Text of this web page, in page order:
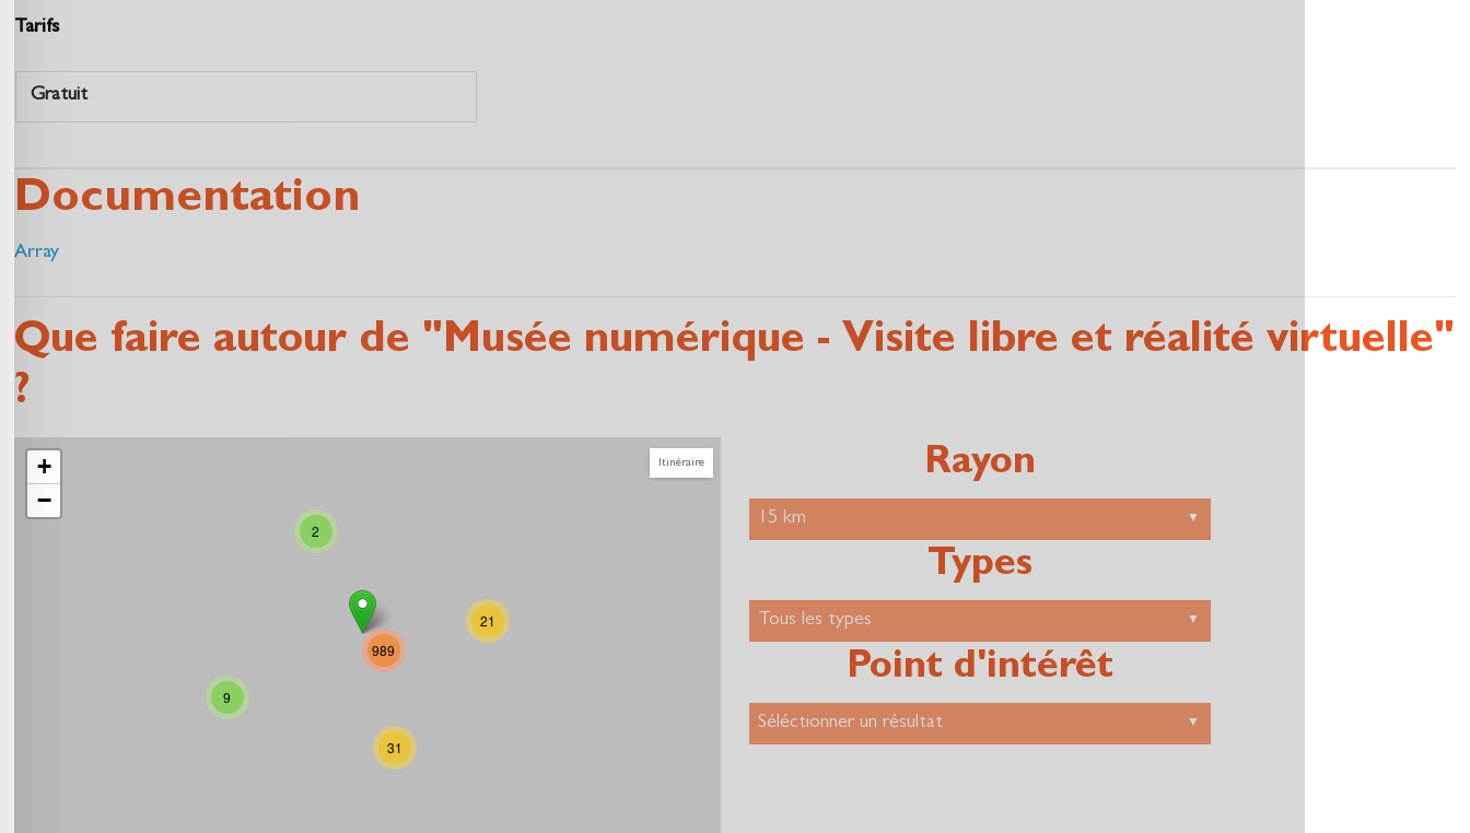
Tarifs
Gratuit
Documentation
Array
Que faire autour de "Musée numérique - Visite libre et réalité virtuelle"
?
Itinéraire
9
2
21
31
989
+
−
Rayon
Types
Point d'intérêt